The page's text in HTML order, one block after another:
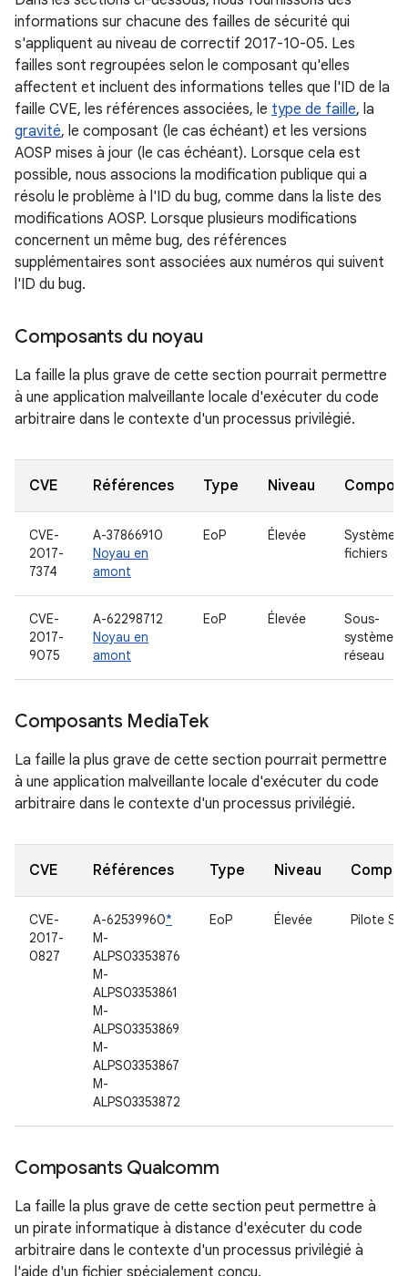
informations sur chacune des failles de sécurité qui
s'appliquent au niveau de correctif 2017-10-05. Les
failles sont regroupées selon le composant qu'elles
affectent et incluent des informations telles que l'ID de la
faille CVE, les références associées, le type de faille, la
gravité, le composant (le cas échéant) et les versions
AOSP mises à jour (le cas échéant). Lorsque cela est
possible, nous associons la modification publique qui a
résolu le problème à l'ID du bug, comme dans la liste des
modifications AOSP. Lorsque plusieurs modifications
concernent un même bug, des références
supplémentaires sont associées aux numéros qui suivent
l'ID du bug.
Composants du noyau
La faille la plus grave de cette section pourrait permettre
à une application malveillante locale d'exécuter du code
arbitraire dans le contexte d'un processus privilégié.
CVE Références Type Niveau
CVE-
2017-
7374
A-37866910
Noyau en
amont
EoP Élevée
Système
fichiers
CVE-
2017-
9075
A-62298712
Noyau en
amont
EoP Élevée
Sous-
système
réseau
Composants MediaTek
La faille la plus grave de cette section pourrait permettre
à une application malveillante locale d'exécuter du code
arbitraire dans le contexte d'un processus privilégié.
CVE Références Type Niveau
CVE-
2017-
0827
A-62539960*
M-
ALPS03353876
M-
ALPS03353861
M-
ALPS03353869
M-
ALPS03353867
M-
ALPS03353872
EoP Élevée Pilote
Composants Qualcomm
La faille la plus grave de cette section peut permettre à
un pirate informatique à distance d'exécuter du code
arbitraire dans le contexte d'un processus privilégié à
l'aide d'un fichier spécialement conçu.